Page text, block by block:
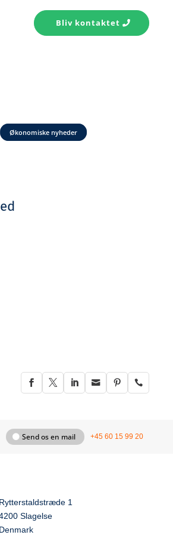
Bliv kontaktet
Økonomiske nyheder
     
Send os en mail +45 60 15 99 20
Rytterstaldstræde 1
Slagelse
Denmark